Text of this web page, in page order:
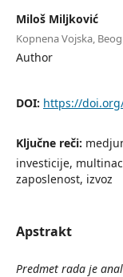
Miloš Miljković
Kopnena Vojska,
Author
DOI: https://
Ključne reči:
investicije,
zaposlenost, izvoz
Apstrakt
Predmet rada je